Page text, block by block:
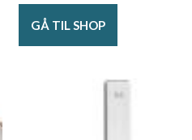
GÅ TIL SHOP